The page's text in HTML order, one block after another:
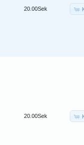
20.00Sek
20.00Sek